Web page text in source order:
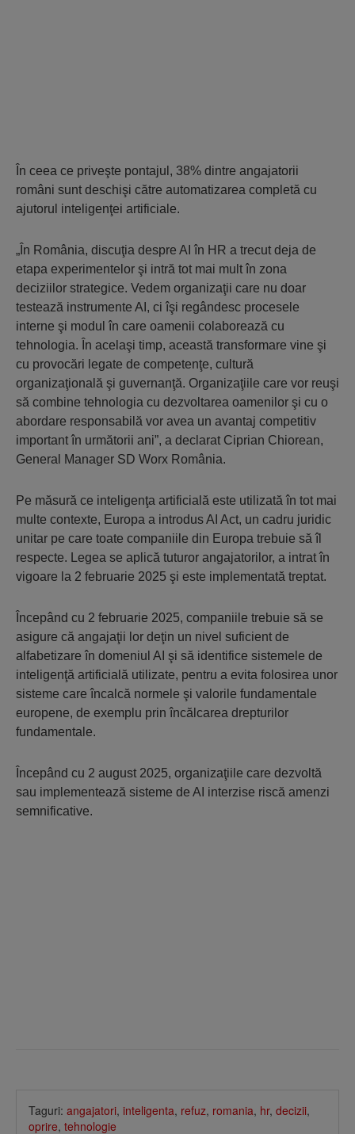
În ceea ce priveşte pontajul, 38% dintre angajatorii
români sunt deschişi către automatizarea completă cu
ajutorul inteligenţei artificiale.
„În România, discuţia despre AI în HR a trecut deja de
etapa experimentelor şi intră tot mai mult în zona
deciziilor strategice. Vedem organizaţii care nu doar
testează instrumente AI, ci îşi regândesc procesele
interne şi modul în care oamenii colaborează cu
tehnologia. În acelaşi timp, această transformare vine şi
cu provocări legate de competenţe, cultură
organizaţională şi guvernanţă. Organizaţiile care vor reuşi
să combine tehnologia cu dezvoltarea oamenilor şi cu o
abordare responsabilă vor avea un avantaj competitiv
important în următorii ani”, a declarat Ciprian Chiorean,
General Manager SD Worx România.
Pe măsură ce inteligenţa artificială este utilizată în tot mai
multe contexte, Europa a introdus AI Act, un cadru juridic
unitar pe care toate companiile din Europa trebuie să îl
respecte. Legea se aplică tuturor angajatorilor, a intrat în
vigoare la 2 februarie 2025 şi este implementată treptat.
Începând cu 2 februarie 2025, companiile trebuie să se
asigure că angajaţii lor deţin un nivel suficient de
alfabetizare în domeniul AI şi să identifice sistemele de
inteligenţă artificială utilizate, pentru a evita folosirea unor
sisteme care încalcă normele şi valorile fundamentale
europene, de exemplu prin încălcarea drepturilor
fundamentale.
Începând cu 2 august 2025, organizaţiile care dezvoltă
sau implementează sisteme de AI interzise riscă amenzi
semnificative.
Taguri: angajatori, inteligenta, refuz, romania, hr, decizii,
oprire, tehnologie